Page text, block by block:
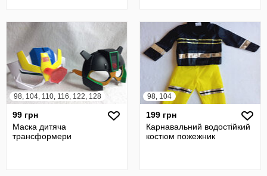
98, 104, 110, 116, 122, 128
99 грн
Маска дитяча
трансформери
98, 104
199 грн
Карнавальний водостійкий
костюм пожежник